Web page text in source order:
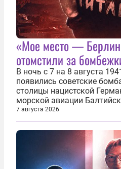
«Мое место —
отомстили за
В ночь с 7 на 8 августа
появились советские
столицы нацистской
морской авиации
сбросили бомбы на город,
жил в полной уверенности,
далеко на востоке,
7 августа 2026